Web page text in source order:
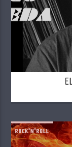
ROCK'N'ROLL